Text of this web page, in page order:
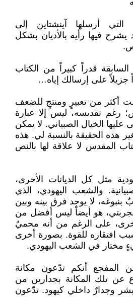
أرسلها آينشتاين إلى
يشرح فيها رأيه بالأديان بشكل
قدراً كبيراً من الكتاب
جزيلاً على إرسالك إياه…
أكثر من تعبيرٍ ومنتجٍ للضعف
رغم تقديسه، ليس إلا عبارة
الخيال الصبياني. لا يمكن
هذه الحقيقة بالنسبة لي. هذه
المقدس لا علاقة لها بالنص
مثل كل الديانات الأخرى،
والشعب اليهودي، الذي
بنبوغه، لا يوجد فرق بينه وبين
هو أيضاً ليس أفضل من
على الرغم من أنه محميٌ
افتقاره للقوة. بصورة أخرى
مختار في الشعب اليهودي.
المفجع أنكم تدّعون مكانة
عن تلك المكانة بجدارين من
وجدارٌ داخلي كيهود. تدّعون